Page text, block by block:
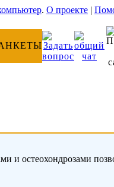
. О проекте |
и остеохондрозами